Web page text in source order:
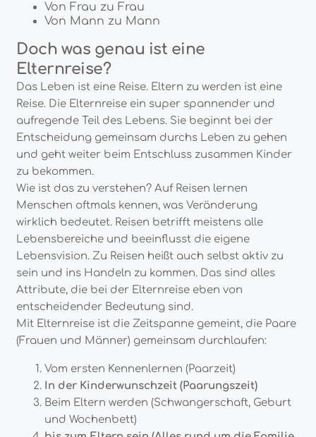
Von Frau zu Frau
Von Mann zu Mann
Doch was genau ist eine
Elternreise?
Das Leben ist eine Reise. Eltern zu werden ist eine
Reise. Die Elternreise ein super spannender und
aufregende Teil des Lebens. Sie beginnt bei der
Entscheidung gemeinsam durchs Leben zu gehen
und geht weiter beim Entschluss zusammen Kinder
zu bekommen.
Wie ist das zu verstehen? Auf Reisen lernen
Menschen oftmals kennen, was Veränderung
wirklich bedeutet. Reisen betrifft meistens alle
Lebensbereiche und beeinflusst die eigene
Lebensvision. Zu Reisen heißt auch selbst aktiv zu
sein und ins Handeln zu kommen. Das sind alles
Attribute, die bei der Elternreise eben von
entscheidender Bedeutung sind.
Mit Elternreise ist die Zeitspanne gemeint, die Paare
(Frauen und Männer) gemeinsam durchlaufen:
Vom ersten Kennenlernen (Paarzeit)
In der Kinderwunschzeit (Paarungszeit)
Beim Eltern werden (Schwangerschaft, Geburt
und Wochenbett)